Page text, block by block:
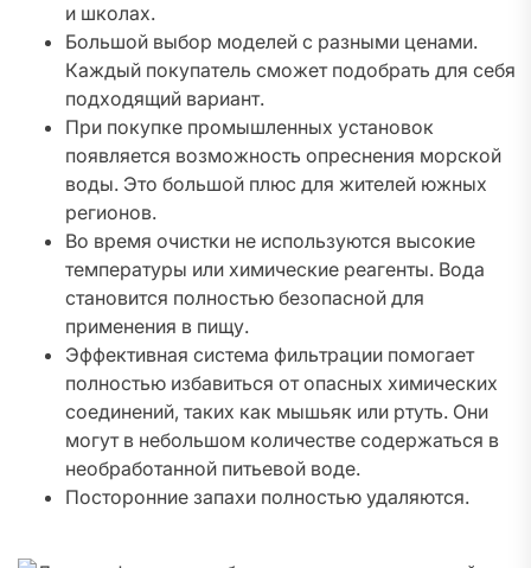
и школах.
Большой выбор моделей с разными ценами.
Каждый покупатель сможет подобрать для себя
подходящий вариант.
При покупке промышленных установок
появляется возможность опреснения морской
воды. Это большой плюс для жителей южных
регионов.
Во время очистки не используются высокие
температуры или химические реагенты. Вода
становится полностью безопасной для
применения в пищу.
Эффективная система фильтрации помогает
полностью избавиться от опасных химических
соединений, таких как мышьяк или ртуть. Они
могут в небольшом количестве содержаться в
необработанной питьевой воде.
Посторонние запахи полностью удаляются.